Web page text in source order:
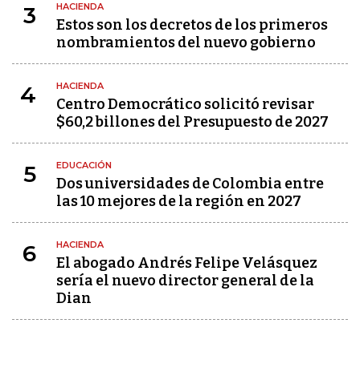
3 HACIENDA
Estos son los decretos de los primeros
nombramientos del nuevo gobierno
4 HACIENDA
Centro Democrático solicitó revisar
$60,2 billones del Presupuesto de 2027
5 EDUCACIÓN
Dos universidades de Colombia entre
las 10 mejores de la región en 2027
6 HACIENDA
El abogado Andrés Felipe Velásquez
sería el nuevo director general de la
Dian